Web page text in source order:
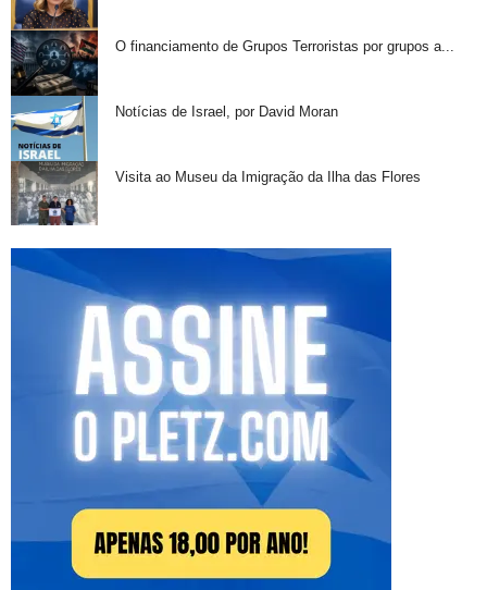
O financiamento de Grupos Terroristas por grupos a...
Notícias de Israel, por David Moran
Visita ao Museu da Imigração da Ilha das Flores